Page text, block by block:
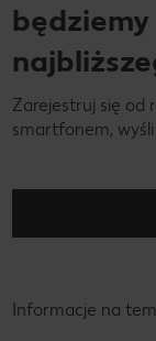
Zarejestruj się od
smartfonem,
Informacje na